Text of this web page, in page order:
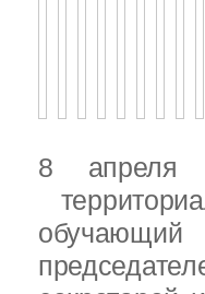
8 апреля